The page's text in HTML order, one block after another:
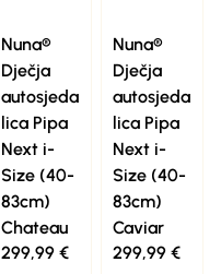
Nuna®
Dječja
autosjeda
lica Pipa
Next i-
Size (40-
83cm)
Chateau
299,99 €
Nuna®
Dječja
autosjeda
lica Pipa
Next i-
Size (40-
83cm)
Caviar
299,99 €